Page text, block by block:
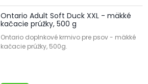
Ontario Adult Soft Duck XXL - mäkké
kačacie prúžky, 500 g
Ontario doplnkové krmivo pre psov - mäkké
kačacie prúžky, 500g.